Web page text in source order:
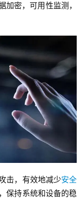
密，可用性监测，
击，有效地减少安全
保持系统和设备的稳